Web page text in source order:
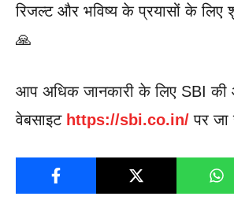
रिजल्ट और भविष्य के प्रयासों के लिए
🙏
आप अधिक जानकारी के लिए SBI की
वेबसाइट https://sbi.co.in/ पर